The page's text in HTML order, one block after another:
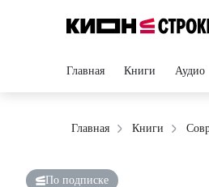
Главная Книги Аудио
Главная Книги
По подписке